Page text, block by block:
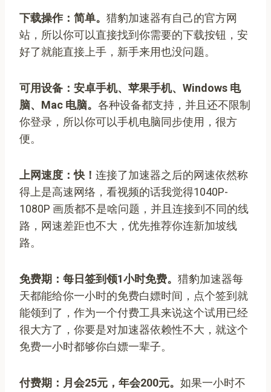
下载操作：简单。 猎豹加速器有自己的官方网
站，所以你可以直接找到你需要的下载按钮，安
好了就能直接上手，新手来用也没问题。
可用设备：安卓手机、苹果手机、Windows 电
脑、Mac 电脑。 各种设备都支持，并且还不限制
你登录，所以你可以手机电脑同步使用，很方
便。
上网速度：快！ 连接了加速器之后的网速依然称
得上是高速网络，看视频的话我觉得1040P-
1080P 画质都不是啥问题，并且连接到不同的线
路，网速差距也不大，优先推荐你连新加坡线
路。
免费期： 每日签到领1小时免费。 猎豹加速器每
天都能给你一小时的免费白嫖时间，点个签到就
能领到了，作为一个付费工具来说这个试用已经
很大方了，你要是对加速器依赖性不大，就这个
免费一小时都够你白嫖一辈子。
付费期：月会25元，年会200元。 如果一小时不